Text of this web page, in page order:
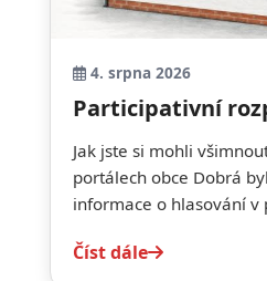
4. srpna 2026
Participativní
Jak jste si mohli
portálech obce Dobrá
informace o hlasování v
Číst dále